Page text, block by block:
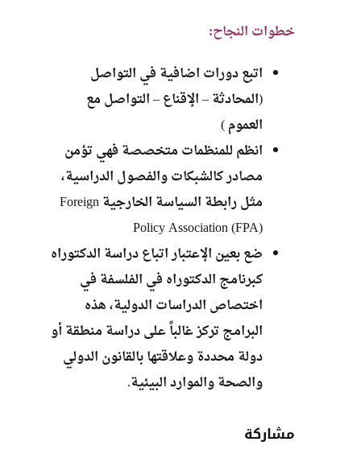
خطوات النجاح:
اتبع دورات اضافية في التواصل
(المحادثة – الإقناع – التواصل مع
العموم )
انظم للمنظمات متخصصة فهي تؤمن
مصادر كالشبكات والفصول الدراسية،
مثل رابطة السياسة الخارجية Foreign
Policy Association (FPA)
ضع بعين الإعتبار اتباع دراسة الدكتوراه
كبرنامج الدكتوراه في الفلسفة في
اختصاص الدراسات الدولية، هذه
البرامج تركز غالباً على دراسة منطقة أو
دولة محددة وعلاقتها بالقانون الدولي
والصحة والموارد البيئية.
مشاركة